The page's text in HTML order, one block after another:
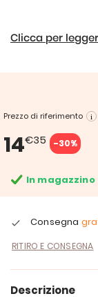
Clicca per
Prezzo di riferimento
14€35 -30%
In magazzino
Consegna
RITIRO E CONSEGNA
Descrizione